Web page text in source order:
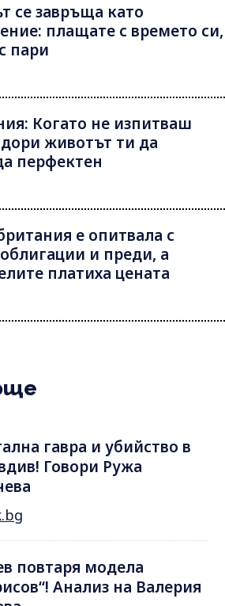
се завръща като
плащате с времето си,
пари
Когато не изпитваш
животът ти да
перфектен
е опитвала с
и преди, а
платиха цената
гавра и убийство в
Говори Ружа
повтаря модела
Анализ на Валерия